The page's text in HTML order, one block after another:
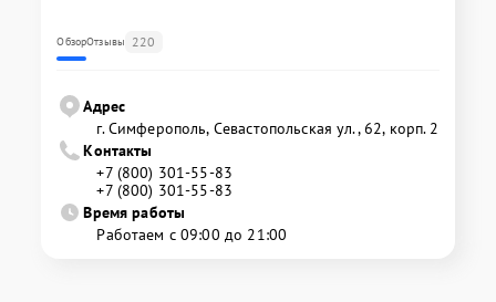
ОбзорОтзывы 220
Адрес
г. Симферополь, Севастопольская ул., 62, корп. 2
Контакты
+7 (800) 301-55-83
+7 (800) 301-55-83
Время работы
Работаем с 09:00 до 21:00